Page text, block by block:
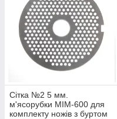
Сітка №2 5 мм.
м'ясорубки МІМ-600 для
комплекту ножів з буртом